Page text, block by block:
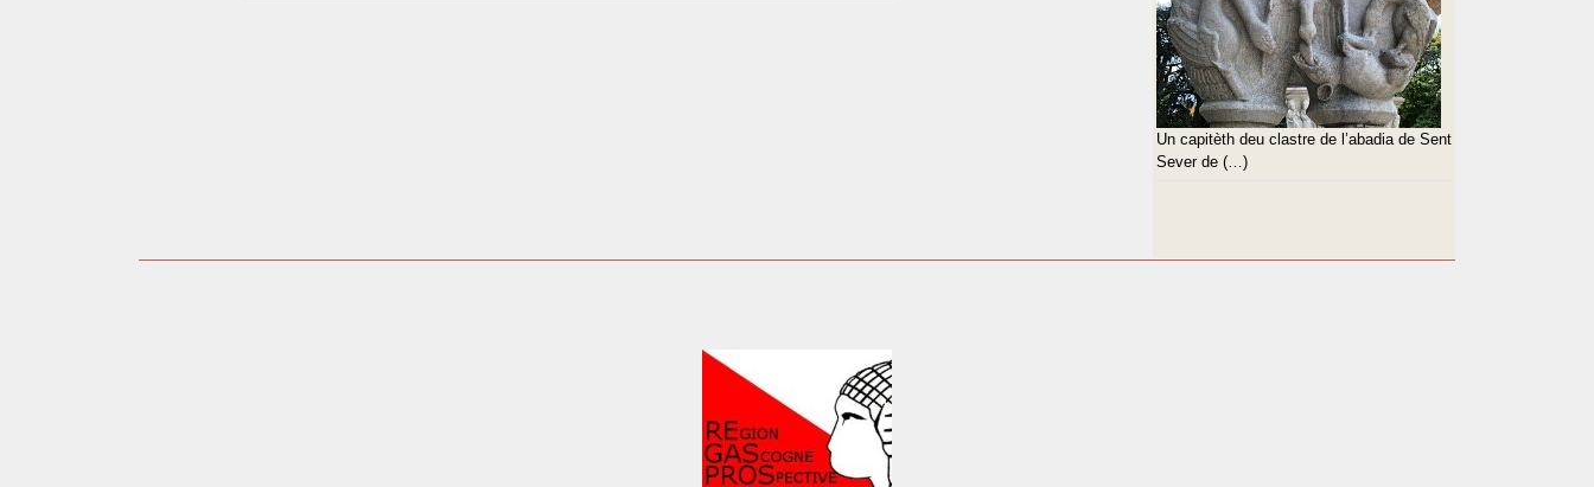
Un capitèth deu clastre de l’abadia de Sent
Sever de (…)